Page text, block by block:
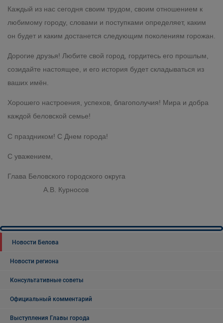
Каждый из нас сегодня своим трудом, своим отношением к
любимому городу, словами и поступками определяет, каким
он будет и каким достанется следующим поколениям горожан.
Дорогие друзья! Любите свой город, гордитесь его прошлым,
созидайте настоящее, и его история будет складываться из
ваших имён.
Хорошего настроения, успехов, благополучия! Мира и добра
каждой беловской семье!
С праздником! С Днем города!
С уважением,
Глава Беловского городского округа
А.В. Курносов
Новости Белова
Новости региона
Консультативные советы
Официальный комментарий
Выступления Главы города